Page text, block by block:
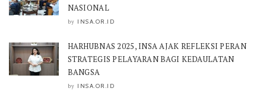
NASIONAL
by INSA.OR.ID
HARHUBNAS 2025, INSA AJAK REFLEKSI PERAN
STRATEGIS PELAYARAN BAGI KEDAULATAN
BANGSA
by INSA.OR.ID